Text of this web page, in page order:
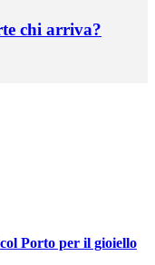
chi arriva?
Porto per il gioiello